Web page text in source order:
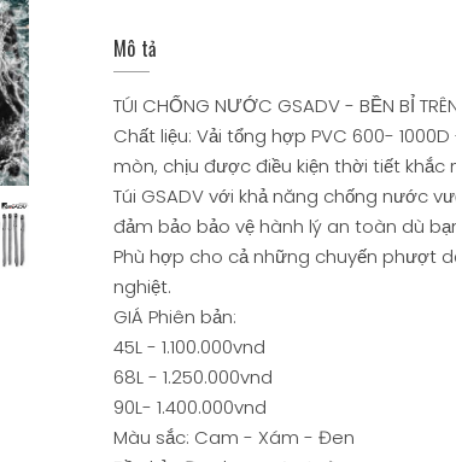
Mô tả
TÚI CHỐNG NƯỚC GSADV - BỀN BỈ
Chất liệu: Vải tổng hợp PVC 600-
mòn, chịu được điều kiện thời tiết khắc
Túi GSADV với khả năng chống nước
đảm bảo bảo vệ hành lý an toàn dù
Phù hợp cho cả những chuyến phượt
nghiệt.
GIÁ Phiên bản:
45L - 1.100.000vnd
68L - 1.250.000vnd
90L- 1.400.000vnd
Màu sắc: Cam - Xám - Đen